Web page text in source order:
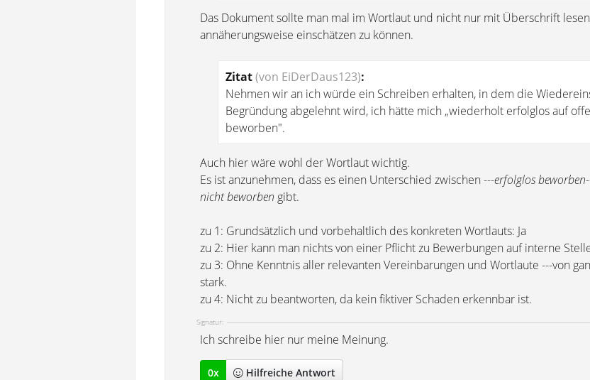
Das Dokument sollte man mal im Wortlaut und nicht nur mit Überschrift
annäherungsweise einschätzen zu können.
Zitat(von EiDerDaus123):
Nehmen wir an ich würde ein Schreiben erhalten, in dem die
Begründung abgelehnt wird, ich hätte mich „wiederholt erfolglos auf
beworben".
Auch hier wäre wohl der Wortlaut wichtig.
Es ist anzunehmen, dass es einen Unterschied zwischen ---erfolglos beworben
nicht beworben gibt.
zu 1: Grundsätzlich und vorbehaltlich des konkreten Wortlauts: Ja
zu 2: Hier kann man nichts von einer Pflicht zu Bewerbungen auf interne
zu 3: Ohne Kenntnis aller relevanten Vereinbarungen und Wortlaute ---von
stark.
zu 4: Nicht zu beantworten, da kein fiktiver Schaden erkennbar ist.
Signatur:
Ich schreibe hier nur meine Meinung.
0x Hilfreiche Antwort